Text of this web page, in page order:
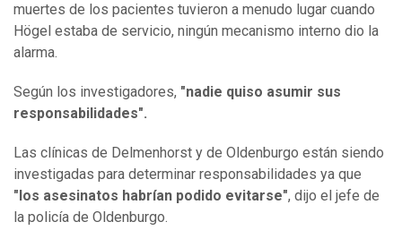
muertes de los pacientes tuvieron a menudo lugar cuando
Högel estaba de servicio, ningún mecanismo interno dio la
alarma.
Según los investigadores, "nadie quiso asumir sus
responsabilidades".
Las clínicas de Delmenhorst y de Oldenburgo están siendo
investigadas para determinar responsabilidades ya que
"los asesinatos habrían podido evitarse", dijo el jefe de
la policía de Oldenburgo.